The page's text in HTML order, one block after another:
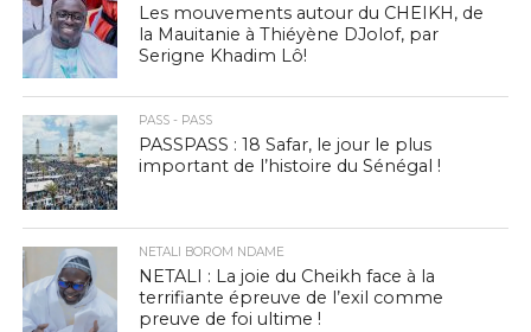
Les mouvements autour du CHEIKH, de
la Mauitanie à Thiéyène DJolof, par
Serigne Khadim Lô!
PASS - PASS
PASSPASS : 18 Safar, le jour le plus
important de l’histoire du Sénégal !
NETALI BOROM NDAME
NETALI : La joie du Cheikh face à la
terrifiante épreuve de l’exil comme
preuve de foi ultime !